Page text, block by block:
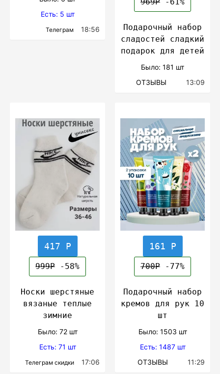
Есть: 5 шт
Телеграм 18:56
Подарочный набор
сладостей сладкий
подарок для детей
Было: 181 шт
ОТЗЫВЫ
13:09
417 Р
999Р -58%
Носки шерстяные
вязаные теплые
зимние
Было: 72 шт
Есть: 71 шт
Телеграм скидки 17:06
161 Р
700Р -77%
Подарочный набор
кремов для рук 10
шт
Было: 1503 шт
Есть: 1487 шт
ОТЗЫВЫ
11:29